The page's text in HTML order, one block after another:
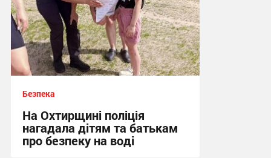
Безпека
На Охтирщині поліція
нагадала дітям та батькам
про безпеку на воді